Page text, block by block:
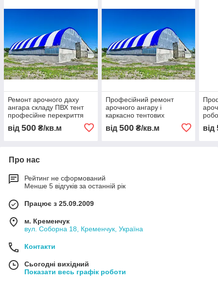
Ремонт арочного даху
ангара складу ПВХ тент
професійне перекриття
TentStroy Україна
від 500 ₴/кв.м
Професійний ремонт
арочного ангару і
каркасно тентових
конструкцій відновлення
даху складу ПВХ тент без
від 500₴/кв.м
без
від
Про нас
Рейтинг не сформований
Менше 5 відгуків за останній рік
Працює з 25.09.2009
м. Кременчук
вул. Соборна 18, Кременчук, Україна
Контакти
Сьогодні вихідний
Показати весь графік роботи